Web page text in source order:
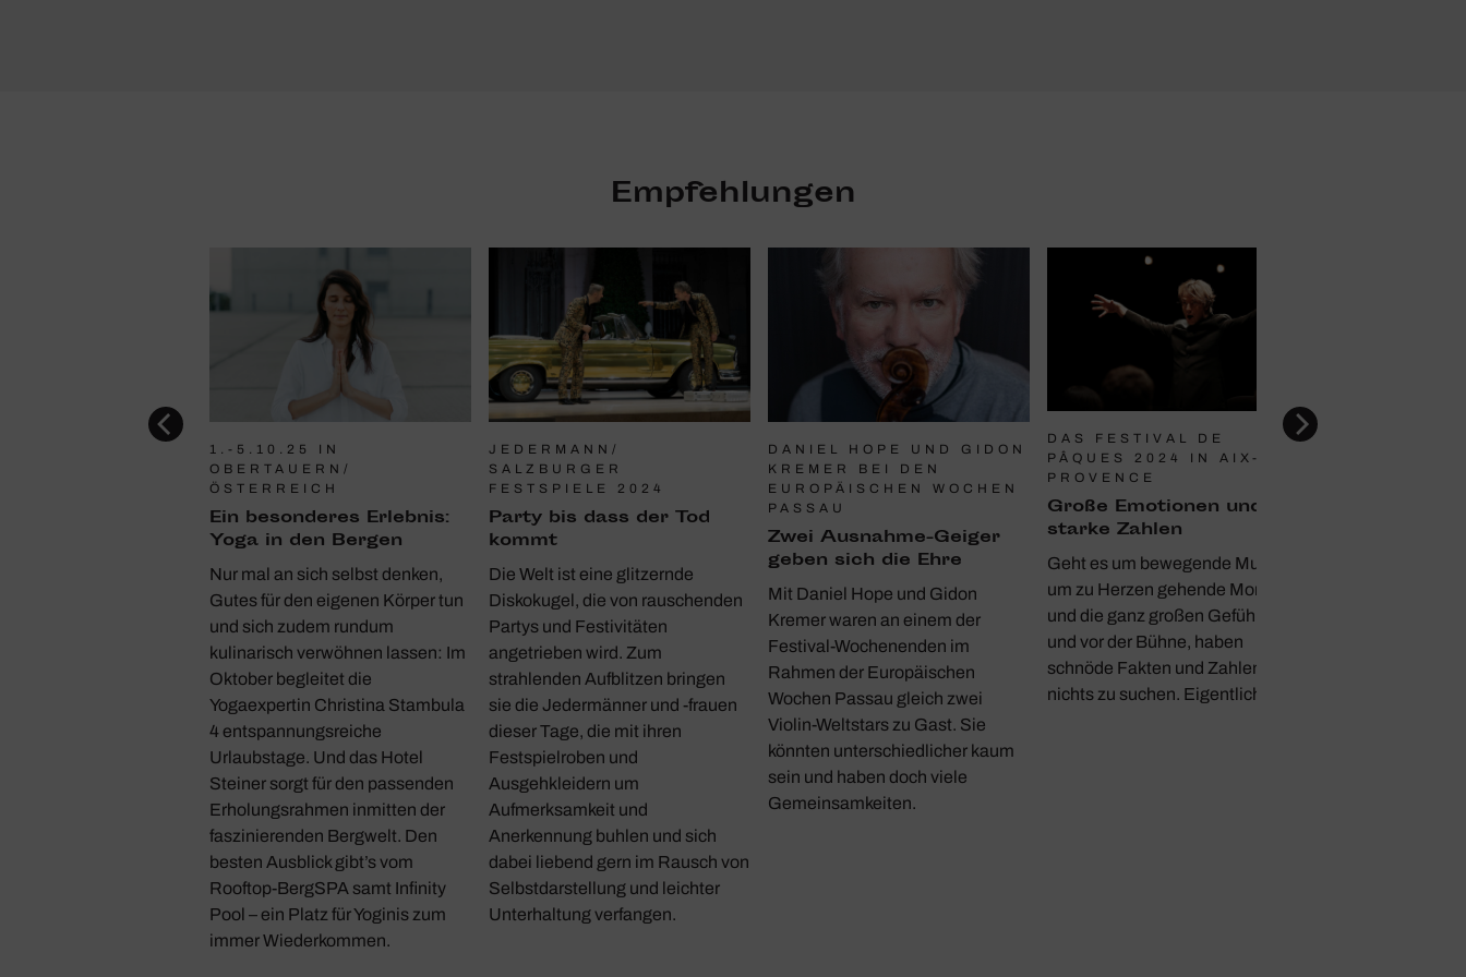
Empfehlungen
1.-5.10.25 IN
OBERTAUERN/
ÖSTERREICH
Ein beson­deres Erlebnis:
Yoga in den Bergen
Nur mal an sich selbst denken,
Gutes für den eigenen Körper tun
und sich zudem rundum
kulinarisch verwöhnen lassen: Im
Oktober begleitet die
Yogaexpertin Christina Stambula
4 entspannungsreiche
Urlaubstage. Und das Hotel
Steiner sorgt für den passenden
Erholungsrahmen inmitten der
faszinierenden Bergwelt. Den
besten Ausblick gibt’s vom
Rooftop-BergSPA samt Infinity
Pool – ein Platz für Yoginis zum
immer Wiederkommen.
JEDERMANN/
SALZBURGER
FESTSPIELE 2024
Party bis dass der Tod
kommt
Die Welt ist eine glitzernde
Diskokugel, die von rauschenden
Partys und Festivitäten
angetrieben wird. Zum
strahlenden Aufblitzen bringen
sie die Jedermänner und -frauen
dieser Tage, die mit ihren
Festspielroben und
Ausgehkleidern um
Aufmerksamkeit und
Anerkennung buhlen und sich
dabei liebend gern im Rausch von
Selbstdarstellung und leichter
Unterhaltung verfangen.
DANIEL HOPE UND GIDON
KREMER BEI DEN
EUROPÄISCHEN WOCHEN
PASSAU
Zwei Ausnahme-Geiger
geben sich die Ehre
Mit Daniel Hope und Gidon
Kremer waren an einem der
Festival-Wochenenden im
Rahmen der Europäischen
Wochen Passau gleich zwei
Violin-Weltstars zu Gast. Sie
könnten unterschiedlicher kaum
sein und haben doch viele
Gemeinsamkeiten.
DAS FESTIVAL DE
PÂQUES 2024 IN AIX-EN-
PROVENCE
Große Emotionen und
starke Zahlen
Geht es um bewegende Musik,
um zu Herzen gehende Momente
und die ganz großen Gefühle auf
und vor der Bühne, haben
schnöde Fakten und Zahlen dort
nichts zu suchen. Eigentlich.